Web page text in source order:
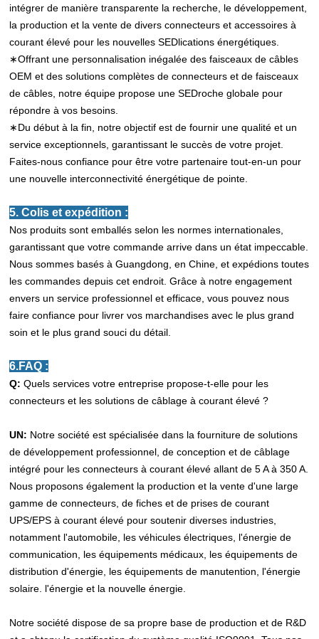
intégrer de manière transparente la recherche, le développement,
la production et la vente de divers connecteurs et accessoires à
courant élevé pour les nouvelles SEDlications énergétiques.
∗Offrant une personnalisation inégalée des faisceaux de câbles
OEM et des solutions complètes de connecteurs et de faisceaux
de câbles, notre équipe propose une SEDroche globale pour
répondre à vos besoins.
∗Du début à la fin, notre objectif est de fournir une qualité et un
service exceptionnels, garantissant le succès de votre projet.
Faites-nous confiance pour être votre partenaire tout-en-un pour
une nouvelle interconnectivité énergétique de pointe.
5. Colis et expédition :
Nos produits sont emballés selon les normes internationales,
garantissant que votre commande arrive dans un état impeccable.
Nous sommes basés à Guangdong, en Chine, et expédions toutes
les commandes depuis cet endroit. Grâce à notre engagement
envers un service professionnel et efficace, vous pouvez nous
faire confiance pour livrer vos marchandises avec le plus grand
soin et le plus grand souci du détail.
6.FAQ :
Q: Quels services votre entreprise propose-t-elle pour les
connecteurs et les solutions de câblage à courant élevé ?
UN: Notre société est spécialisée dans la fourniture de solutions
de développement professionnel, de conception et de câblage
intégré pour les connecteurs à courant élevé allant de 5 A à 350 A.
Nous proposons également la production et la vente d'une large
gamme de connecteurs, de fiches et de prises de courant
UPS/EPS à courant élevé pour soutenir diverses industries,
notamment l'automobile, les véhicules électriques, l'énergie de
communication, les équipements médicaux, les équipements de
distribution d'énergie, les équipements de manutention, l'énergie
solaire. l'énergie et la nouvelle énergie.
Notre société dispose de sa propre base de production et de R&D